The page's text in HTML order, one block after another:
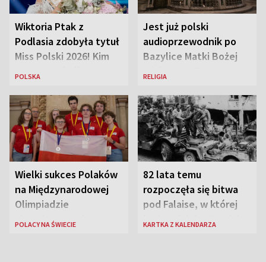
Wiktoria Ptak z
Podlasia zdobyła tytuł
Miss Polski 2026! Kim
jest nowa królowa
POLSKA
Jest już polski
audioprzewodnik po
Bazylice Matki Bożej
Większej w Rzymie
RELIGIA
Wielki sukces Polaków
na Międzynarodowej
Olimpiadzie
Lingwistycznej
POLACY NA ŚWIECIE
82 lata temu
rozpoczęła się bitwa
pod Falaise, w której
brała udział 1. Dywizja
KARTKA Z KALENDARZA